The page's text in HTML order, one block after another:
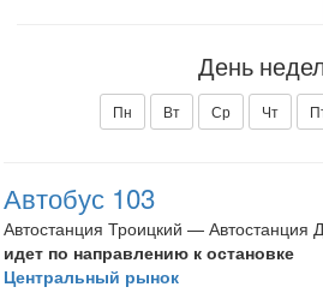
День
Пн Вт Ср Чт
Автобус 103
Автостанция Троицкий — Автостанция
идет по направлению к остановке
Центральный рынок